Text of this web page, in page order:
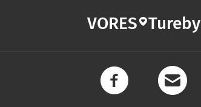
VORES Tureby